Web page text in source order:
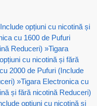
opțiuni cu nicotină și
cu 1600 de Pufuri
Reduceri) »Tigara
cu nicotină și fără
2000 de Pufuri (Include
»Tigara Electronica cu
și fără nicotină Reduceri)
opțiuni cu nicotină și